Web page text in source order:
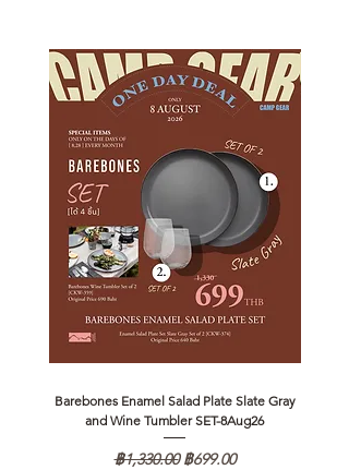
Barebones Enamel Salad Plate Slate Gray
and Wine Tumbler SET-8Aug26
ราคาปกติ
฿1,330.00 ราคาขายลด
฿699.00